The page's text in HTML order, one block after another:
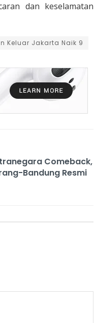
dan keselamatan
Keluar Jakarta Naik 9
Comeback,
Bandung Resmi